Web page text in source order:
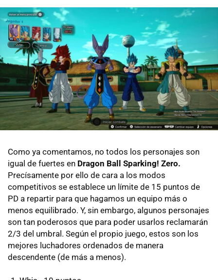
Como ya comentamos, no todos los personajes son
igual de fuertes en Dragon Ball Sparking! Zero.
Precísamente por ello de cara a los modos
competitivos se establece un límite de 15 puntos de
PD a repartir para que hagamos un equipo más o
menos equilibrado. Y, sin embargo, algunos personajes
son tan poderosos que para poder usarlos reclamarán
2/3 del umbral. Según el propio juego, estos son los
mejores luchadores ordenados de manera
descendente (de más a menos).